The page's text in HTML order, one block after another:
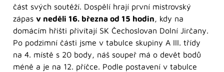
část svých soutěží. Dospělí hrají první mistrovský
zápas v neděli 16. března od 15 hodin, kdy na
domácím hřišti přivítají SK Čechoslovan Dolní Jirčany.
Po podzimní části jsme v tabulce skupiny A III. třídy
na 4. místě s 20 body, náš soupeř má o devět bodů
méně a je na 12. příčce. Podle postavení v tabulce